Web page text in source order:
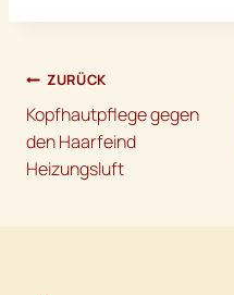
Beitragsnavigation
ZURÜCK
Kopfhautpflege gegen
den Haarfeind
Heizungsluft